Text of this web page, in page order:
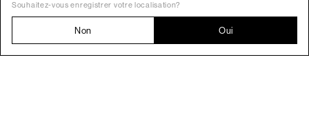
Souhaitez-vous enregistrer votre localisation?
Non Oui